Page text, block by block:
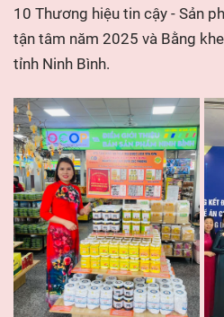
10 Thương hiệu tin cậy - Sản
tận tâm năm 2025 và Bằng
tỉnh Ninh Bình.